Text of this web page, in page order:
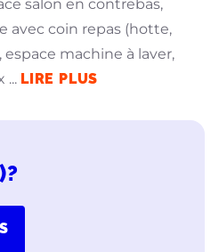
salon en contrebas,
avec coin repas (hotte,
machine à laver,
... LIRE PLUS